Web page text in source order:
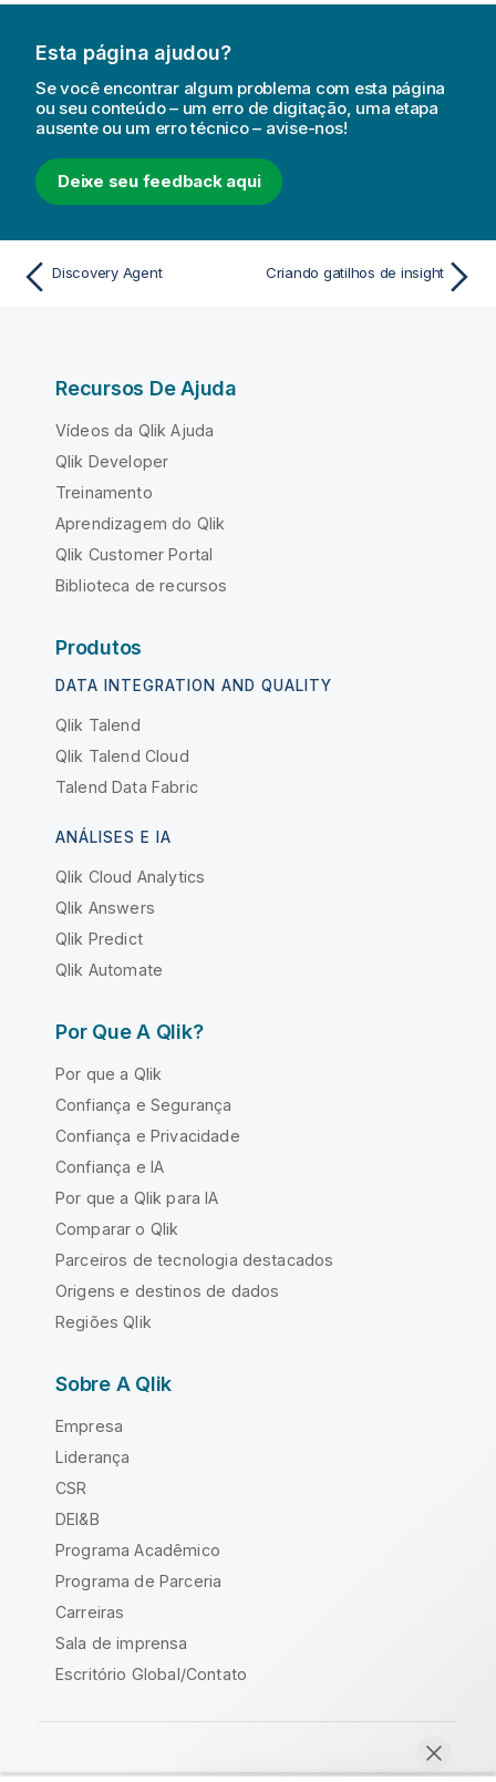
Esta página ajudou?
Se você encontrar algum problema com esta página
ou seu conteúdo – um erro de digitação, uma etapa
ausente ou um erro técnico – avise-nos!
Deixe seu feedback aqui
Discovery Agent Criando gatilhos de insight
Recursos De Ajuda
Vídeos da Qlik Ajuda
Qlik Developer
Treinamento
Aprendizagem do Qlik
Qlik Customer Portal
Biblioteca de recursos
Produtos
DATA INTEGRATION AND QUALITY
Qlik Talend
Qlik Talend Cloud
Talend Data Fabric
ANÁLISES E IA
Qlik Cloud Analytics
Qlik Answers
Qlik Predict
Qlik Automate
Por Que A Qlik?
Por que a Qlik
Confiança e Segurança
Confiança e Privacidade
Confiança e IA
Por que a Qlik para IA
Comparar o Qlik
Parceiros de tecnologia destacados
Origens e destinos de dados
Regiões Qlik
Sobre A Qlik
Empresa
Liderança
CSR
DEI&B
Programa Acadêmico
Programa de Parceria
Carreiras
Sala de imprensa
Escritório Global/Contato